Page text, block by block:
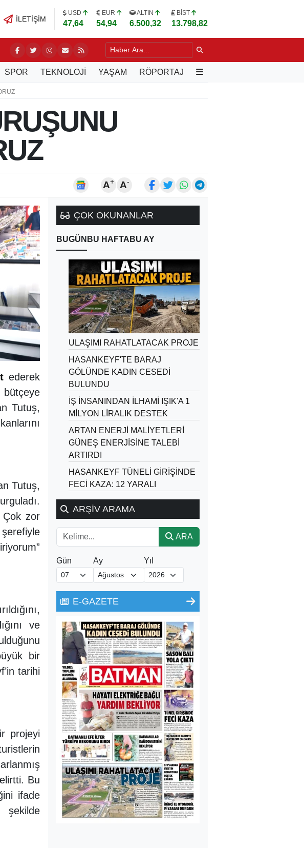
İLETIŞIM
USD
47,64
EUR
54,94
ALTIN
6.500,32
BİST
13.798,82
NASIROĞLU, VARŞOVA'DA TÜRK İŞ İNSANLARIYLA BULUŞTU
SPOR TEKNOLOJİ YAŞAM RÖPORTAJ
A+ A-
ederek
bütçeye
Tutuş,
Tutuş,
Çok zor
ve
bir
tarihi
projeyi
Bu
ifade
şekilde
ÇOK OKUNANLAR
BUGÜN BU HAFTA BU AY
ULAŞIMI RAHATLATACAK PROJE
HASANKEYF'TE BARAJ
GÖLÜNDE KADIN CESEDİ
BULUNDU
İŞ İNSANINDAN İLHAMİ IŞIK'A 1
MİLYON LİRALIK DESTEK
ARTAN ENERJİ MALİYETLERİ
GÜNEŞ ENERJİSİNE TALEBİ
ARTIRDI
HASANKEYF TÜNELİ GİRİŞİNDE
FECİ KAZA: 12 YARALI
ARŞİV ARAMA
ARA
Gün Ay Yıl
E-GAZETE